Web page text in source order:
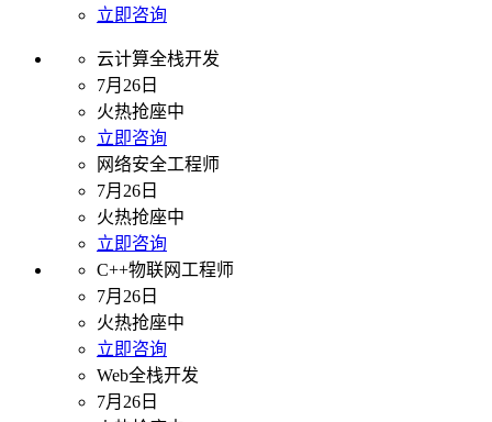
立即咨询
云计算全栈开发
7月26日
火热抢座中
立即咨询
网络安全工程师
7月26日
火热抢座中
立即咨询
C++物联网工程师
7月26日
火热抢座中
立即咨询
Web全栈开发
7月26日